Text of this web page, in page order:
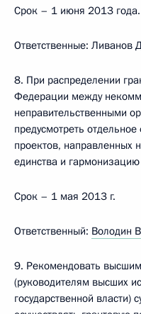
Срок – 1 июня 2013 года.
Ответственные: Ливанов
8. При распределении
Федерации между
неправительственными
предусмотреть
проектов, направленных
единства и
Срок – 1 мая 2013 г.
Ответственный: Володин
9. Рекомендовать
(руководителям высших
государственной власти)